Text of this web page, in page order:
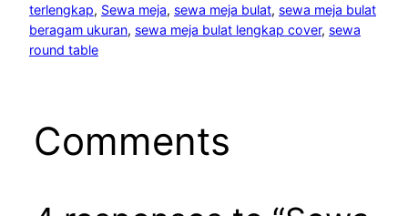
terlengkap, Sewa meja, sewa meja bulat, sewa meja bulat
beragam ukuran, sewa meja bulat lengkap cover, sewa
round table
Comments